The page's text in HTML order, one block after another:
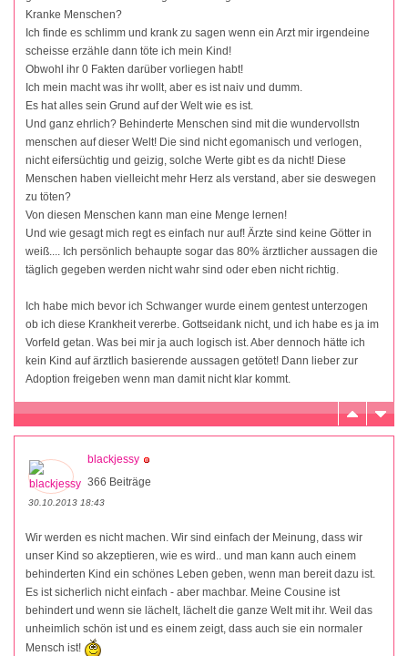
Kranke Menschen?
Ich finde es schlimm und krank zu sagen wenn ein Arzt mir irgendeine
scheisse erzähle dann töte ich mein Kind!
Obwohl ihr 0 Fakten darüber vorliegen habt!
Ich mein macht was ihr wollt, aber es ist naiv und dumm.
Es hat alles sein Grund auf der Welt wie es ist.
Und ganz ehrlich? Behinderte Menschen sind mit die wundervollstn
menschen auf dieser Welt! Die sind nicht egomanisch und verlogen,
nicht eifersüchtig und geizig, solche Werte gibt es da nicht! Diese
Menschen haben vielleicht mehr Herz als verstand, aber sie deswegen
zu töten?
Von diesen Menschen kann man eine Menge lernen!
Und wie gesagt mich regt es einfach nur auf! Ärzte sind keine Götter in
weiß.... Ich persönlich behaupte sogar das 80% ärztlicher aussagen die
täglich gegeben werden nicht wahr sind oder eben nicht richtig.
Ich habe mich bevor ich Schwanger wurde einem gentest unterzogen
ob ich diese Krankheit vererbe. Gottseidank nicht, und ich habe es ja im
Vorfeld getan. Was bei mir ja auch logisch ist. Aber dennoch hätte ich
kein Kind auf ärztlich basierende aussagen getötet! Dann lieber zur
Adoption freigeben wenn man damit nicht klar kommt.
blackjessy
366 Beiträge
30.10.2013 18:43
Wir werden es nicht machen. Wir sind einfach der Meinung, dass wir
unser Kind so akzeptieren, wie es wird.. und man kann auch einem
behinderten Kind ein schönes Leben geben, wenn man bereit dazu ist.
Es ist sicherlich nicht einfach - aber machbar. Meine Cousine ist
behindert und wenn sie lächelt, lächelt die ganze Welt mit ihr. Weil das
unheimlich schön ist und es einem zeigt, dass auch sie ein normaler
Mensch ist!